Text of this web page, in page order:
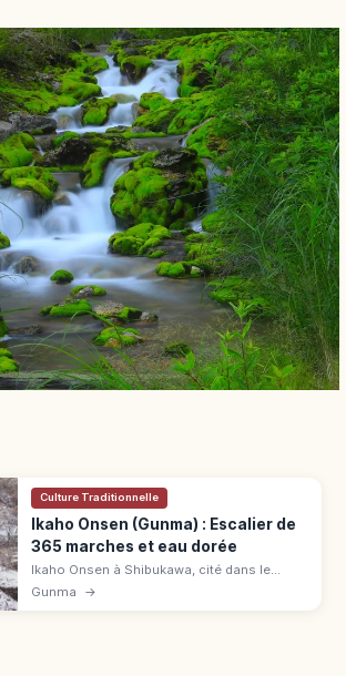
Culture Traditionnelle
Ikaho Onsen (Gunma) : Escalier de
365 marches et eau dorée
Ikaho Onsen à Shibukawa, cité dans le
Man'yōshū. Escalier de 365 marches, eaux
Gunma →